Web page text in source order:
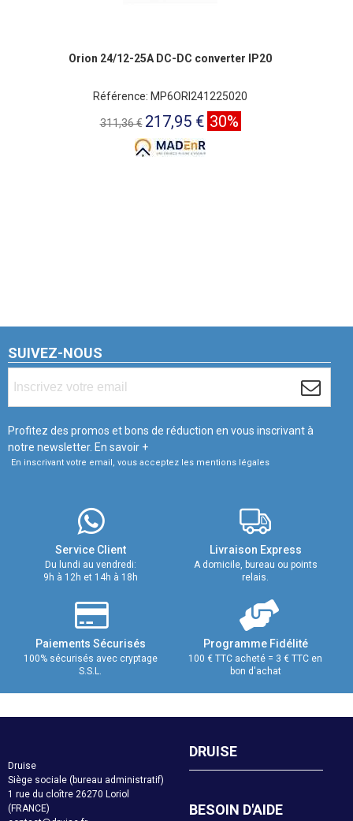
Orion 24/12-25A DC-DC converter IP20
Référence: MP6ORI241225020
311,36 € 217,95 € 30%
SUIVEZ-NOUS
Profitez des promos et bons de réduction en vous inscrivant à
notre newsletter. En savoir +
En inscrivant votre email, vous acceptez les mentions légales
Service Client
Du lundi au vendredi:
9h à 12h et 14h à 18h
Livraison Express
A domicile, bureau ou points
relais.
Paiements Sécurisés
100% sécurisés avec cryptage
S.S.L.
Programme Fidélité
100 € TTC acheté = 3 € TTC en
bon d'achat
Druise
Siège sociale (bureau administratif)
1 rue du cloître 26270 Loriol
(FRANCE)
DRUISE
BESOIN D'AIDE